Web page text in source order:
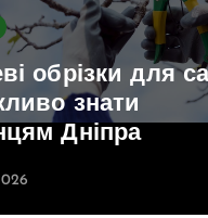
обрізки для
знати
Дніпра